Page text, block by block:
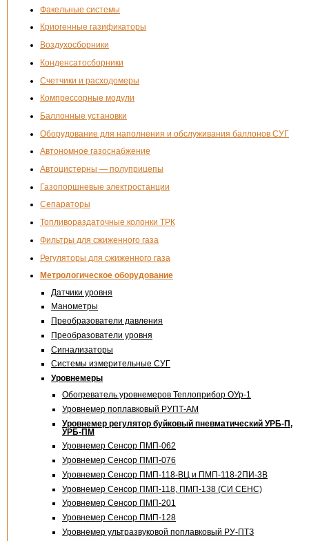
Факельные системы
Криогенные газификаторы
Воздухосборники
Конденсатосборники
Счетчики и расходомеры
Компрессорные модули
Баллонные установки
Оборудование для наполнения и обслуживания баллонов СУГ
Автономное газоснабжение
Автоцистерны — полуприцепы
Газопоршневые электростанции
Сепараторы
Топливораздаточные колонки ТРК
Фильтры для сжиженного газа
Регуляторы для сжиженного газа
Метрологическое оборудование
Датчики уровня
Манометры
Преобразователи давления
Преобразователи уровня
Сигнализаторы
Системы измерительные СУГ
Уровнемеры
Обогреватель уровнемеров Теплоприбор ОУр-1
Уровнемер поплавковый РУПТ-АМ
Уровнемер регулятор буйковый пневматический УРБ-П,
УРБ-ПМ
Уровнемер Сенсор ПМП-062
Уровнемер Сенсор ПМП-076
Уровнемер Сенсор ПМП-118-ВЦ и ПМП-118-2ПИ-3В
Уровнемер Сенсор ПМП-118 ПМП-138 (СИ СЕНС)
Уровнемер Сенсор ПМП-201
Уровнемер Сенсор ПМП-128
Уровнемер ультразвуковой поплавковый РУ-ПТЗ